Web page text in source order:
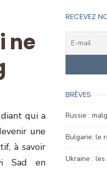
ne
qui a
une
à savoir
Sad en
RECEVEZ
BRÈVES
Russie :
Bulgarie: le
Ukraine :